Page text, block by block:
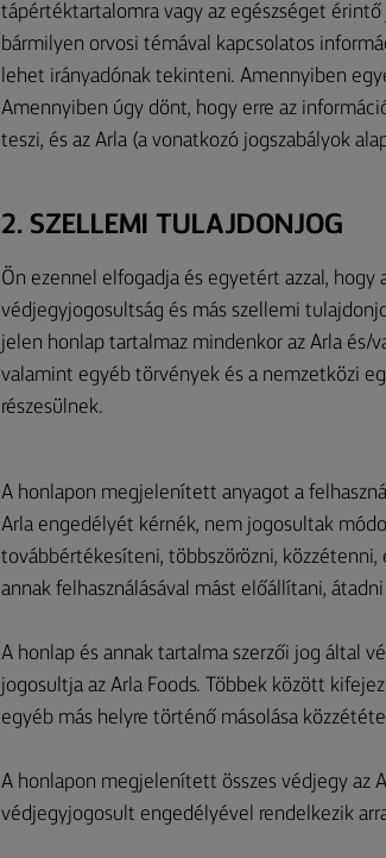
tápértéktartalomra vagy az egészséget
bármilyen orvosi témával kapcsolatos
lehet irányadónak tekinteni. Amennyiben
Amennyiben úgy dönt, hogy erre az
teszi, és az Arla (a vonatkozó jogszabályok
2. SZELLEMI TULAJDONJOG
Ön ezennel elfogadja és egyetért azzal,
védjegyjogosultság és más szellemi
jelen honlap tartalmaz mindenkor az Arla és/
valamint egyéb törvények és a nemzetközi
részesülnek.
A honlapon megjelenített anyagot a
Arla engedélyét kérnék, nem jogosultak
továbbértékesíteni, többszörözni,
annak felhasználásával mást előállítani,
A honlap és annak tartalma szerzői jog által
jogosultja az Arla Foods. Többek között
egyéb más helyre történő másolása
A honlapon megjelenített összes védjegy az
védjegyjogosult engedélyével rendelkezik